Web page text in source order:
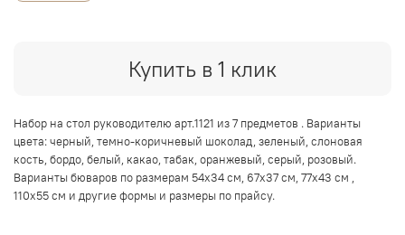
Купить в 1 клик
Набор на стол руководителю арт.1121 из 7 предметов . Варианты
цвета: черный, темно-коричневый шоколад, зеленый, слоновая
кость, бордо, белый, какао, табак, оранжевый, серый, розовый.
Варианты бюваров по размерам 54х34 см, 67х37 см, 77х43 см ,
110х55 см и другие формы и размеры по прайсу.